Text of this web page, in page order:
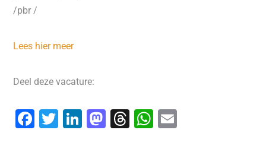
/pbr /
Lees hier meer
Deel deze vacature:
F
T
Li M T
W